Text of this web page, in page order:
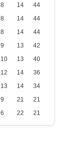
8 14
44
8 14
44
8 14
44
9 13
42
10 13
40
12 14
36
13 14
34
9 21
21
6 22 21